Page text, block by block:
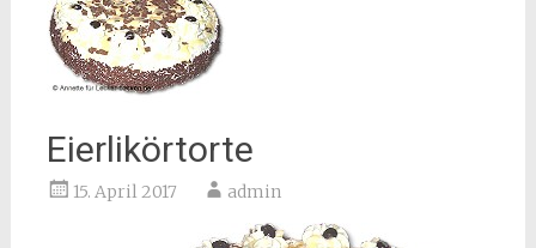
Eierlikörtorte
15. April 2017 admin